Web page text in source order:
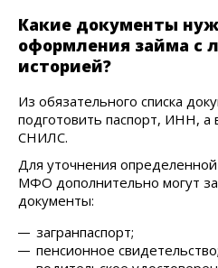
Какие документы
оформления займа с
историей?
Из обязательного списка
подготовить паспорт, ИНН, а
СНИЛС.
Для уточнения
МФО дополнительно могут
документы:
загранпаспорт;
пенсионное свидетельство;